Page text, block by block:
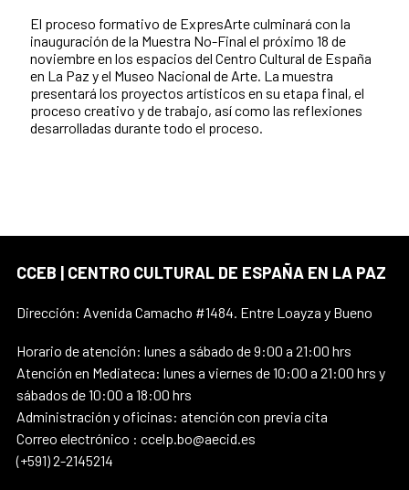
El proceso formativo de ExpresArte culminará con la
inauguración de la Muestra No-Final el próximo 18 de
noviembre en los espacios del Centro Cultural de España
en La Paz y el Museo Nacional de Arte. La muestra
presentará los proyectos artísticos en su etapa final, el
proceso creativo y de trabajo, así como las reflexiones
desarrolladas durante todo el proceso.
CCEB | CENTRO CULTURAL DE ESPAÑA EN LA PAZ
Dirección: Avenida Camacho #1484. Entre Loayza y Bueno
Horario de atención: lunes a sábado de 9:00 a 21:00 hrs
Atención en Mediateca: lunes a viernes de 10:00 a 21:00 hrs y
sábados de 10:00 a 18:00 hrs
Administración y oficinas: atención con previa cita
Correo electrónico : ccelp.bo@aecid.es
(+591) 2-2145214